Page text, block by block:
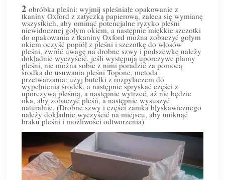
2obróbka pleśni: wyjmij spleśniałe opakowanie z
tkaniny Oxford z zatyczką papierową, zaleca się wymianę
wszystkich, aby ominąć potencjalne ryzyko pleśni
niewidocznej gołym okiem, a następnie miękkie szczotki
do opakowania z tkaniny Oxford można zobaczyć gołym
okiem oczyść popiół z pleśni i szczotkę do włosów
pleśni, zwróć uwagę na drobne szwy i podszewkę należy
dokładnie wyczyścić, jeśli występują uporczywe plamy
pleśni, nie można sobie z nimi poradzić za pomocą
środka do usuwania pleśni Topone, metoda
przetwarzania: użyj butelki z rozpylaczem do
wypełnienia środek, a następnie spryskać części z
uporczywą pleśnią, a następnie wytrzeć, aż nie będzie
oka, aby zobaczyć pleśń, a następnie wysuszyć
naturalnie. (Drobne szwy i części zamka błyskawicznego
należy dokładnie wyczyścić na miejscu, aby uniknąć
braku pleśni i możliwości odtworzenia)